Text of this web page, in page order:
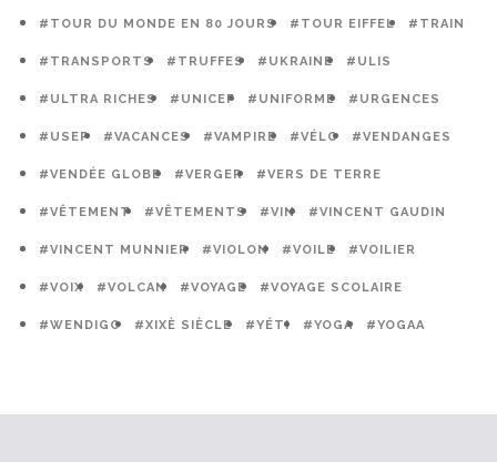
#TOUR DU MONDE EN 80 JOURS #TOUR EIFFEL #TRAIN
#TRANSPORTS #TRUFFES #UKRAINE #ULIS
#ULTRA RICHES #UNICEF #UNIFORME #URGENCES
#USEP #VACANCES #VAMPIRE #VÉLO #VENDANGES
#VENDÉE GLOBE #VERGER #VERS DE TERRE
#VÊTEMENT #VÊTEMENTS #VIN #VINCENT GAUDIN
#VINCENT MUNNIER #VIOLON #VOILE #VOILIER
#VOIX #VOLCAN #VOYAGE #VOYAGE SCOLAIRE
#WENDIGO #XIXÈ SIÈCLE #YÉTI #YOGA #YOGAA